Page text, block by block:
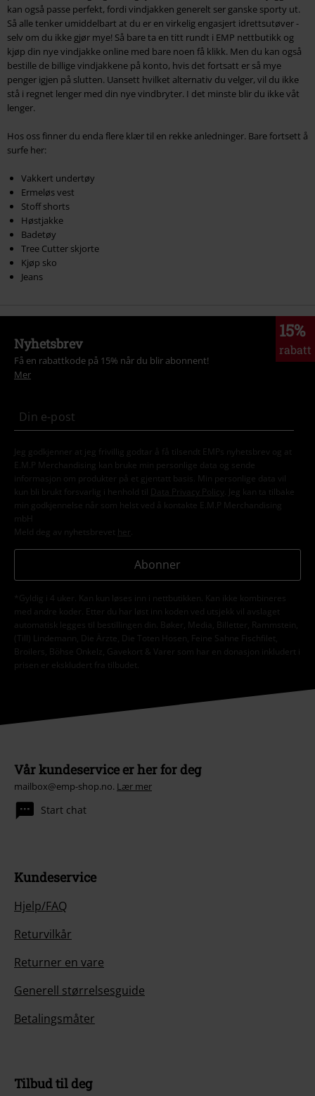
kan også passe perfekt, fordi vindjakken generelt ser ganske sporty ut.
Så alle tenker umiddelbart at du er en virkelig engasjert idrettsutøver -
selv om du ikke gjør mye! Så bare ta en titt rundt i EMP nettbutikk og
kjøp din nye vindjakke online med bare noen få klikk. Men du kan også
bestille de billige vindjakkene på konto, hvis det fortsatt er så mye
penger igjen på slutten. Uansett hvilket alternativ du velger, vil du ikke
stå i regnet lenger med din nye vindbryter. I det minste blir du ikke våt
lenger.
Hos oss finner du enda flere klær til en rekke anledninger. Bare fortsett å
surfe her:
Vakkert undertøy
Ermeløs vest
Stoff shorts
Høstjakke
Badetøy
Tree Cutter skjorte
Kjøp sko
Jeans
15%
rabatt
Nyhetsbrev
Få en rabattkode på 15% når du blir abonnent!
Mer
Jeg godkjenner at jeg frivillig godtar å få tilsendt EMPs nyhetsbrev og at
E.M.P Merchandising kan bruke min personlige data og sende
informasjon om produkter på et gjentatt basis. Min personlige data vil
kun bli brukt forsvarlig i henhold til
Data Privacy Policy
. Jeg kan ta tilbake
min godkjennelse når som helst ved å kontakte E.M.P Merchandising
mbH
Meld deg av nyhetsbrevet her
Abonner
*Gyldig i 4 uker. Kan kun løses inn i nettbutikken. Kan ikke kombineres
med andre koder. Etter du har løst inn koden ved utsjekk vil avslaget
automatisk legges til bestillingen din. Bøker, Media, Billetter, Rammstein,
(Till) Lindemann, Die Ärzte, Die Toten Hosen, Feine Sahne Fischfilet,
Broilers, Böhse Onkelz, Gavekort & Varer som har en donasjon inkludert i
prisen er ekskludert fra tilbudet.
Vår kundeservice er her for deg
mailbox@emp-shop.no. Lær mer
Start chat
Kundeservice
Hjelp/FAQ
Returvilkår
Returner en vare
Generell størrelsesguide
Betalingsmåter
Tilbud til deg